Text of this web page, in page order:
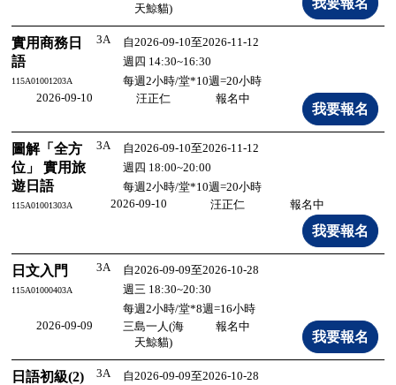
天鯨貓)
實用商務日
語
115A01001203A
3A
自2026-09-10至2026-11-12
週四 14:30~16:30
每週2小時/堂*10週=20小時
2026-09-10
汪正仁 報名中
圖解「全方
位」 實用旅
遊日語
115A01001303A
3A
自2026-09-10至2026-11-12
週四 18:00~20:00
每週2小時/堂*10週=20小時
2026-09-10
汪正仁 報名中
日文入門
115A01000403A
3A
自2026-09-09至2026-10-28
週三 18:30~20:30
每週2小時/堂*8週=16小時
2026-09-09
三島一人(海
天鯨貓)
報名中
日語初級(2) 3A
自2026-09-09至2026-10-28